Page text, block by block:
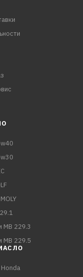
MB 229.3
MB 229.5